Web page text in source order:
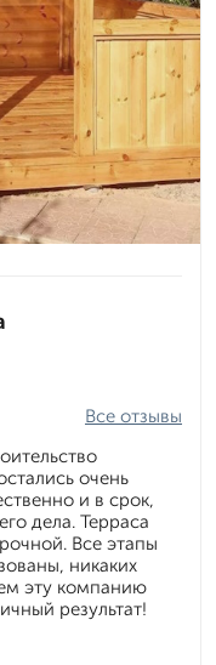
Все отзывы
очень
и в срок,
дела. Терраса
Все этапы
никаких
эту компанию
результат!